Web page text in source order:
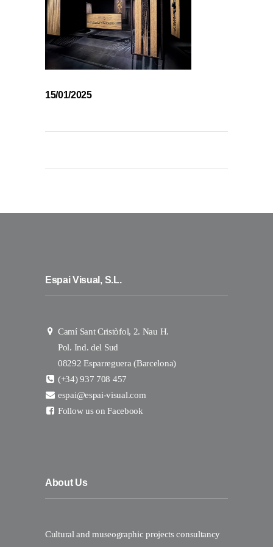
15/01/2025
Espai Visual, S.L.
Camí Sant Cristòfol, 2. Nau H.
Pol. Ind. del Sud
08292 Esparreguera (Barcelona)
(+34) 937 708 457
espai@espai-visual.com
Follow us on Facebook
About Us
Cultural and museographic projects consultancy